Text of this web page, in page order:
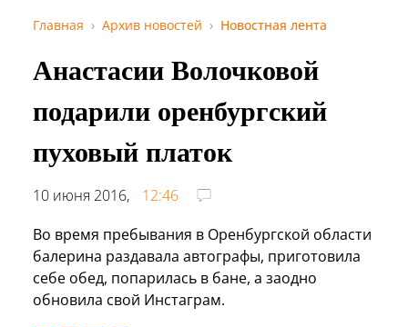
Главная Архив новостей Новостная лента
Анастасии Волочковой
подарили оренбургский
пуховый платок
10 июня 2016,
12:46
Во время пребывания в Оренбургской области
балерина раздавала автографы, приготовила
себе обед, попарилась в бане, а заодно
обновила свой Инстаграм.